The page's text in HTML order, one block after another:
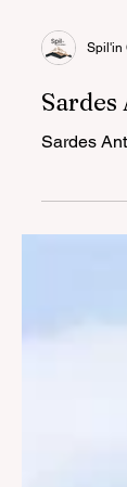
Spil'in
Sardes